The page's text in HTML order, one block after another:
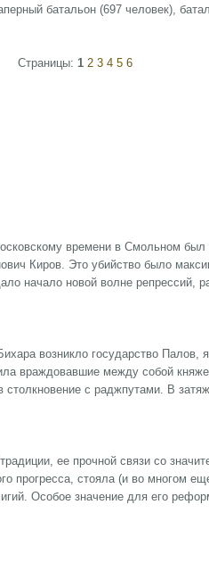
батальон (697 человек),
Страницы: 1 2 3 4 5 6
времени в Смольном был
Киров. Это убийство было
начало новой волне репрессий,
возникло государство Палов,
враждовавшие между собой
с раджпутами. В
ее прочной связи со
прогресса, стояла (и во многом
Особое значение для его